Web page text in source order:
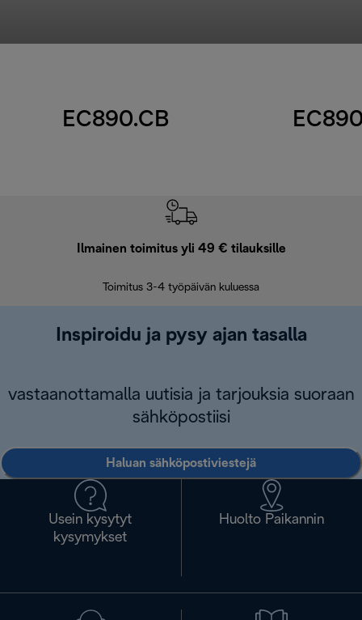
EC890.CB
Ilmainen toimitus yli 49 € tilauksille
Toimitus 3-4 työpäivän kuluessa
Inspiroidu ja pysy ajan tasalla
vastaanottamalla uutisia ja tarjouksia suoraan
sähköpostiisi
Haluan sähköpostiviestejä
Usein kysytyt
kysymykset
Huolto Paikannin